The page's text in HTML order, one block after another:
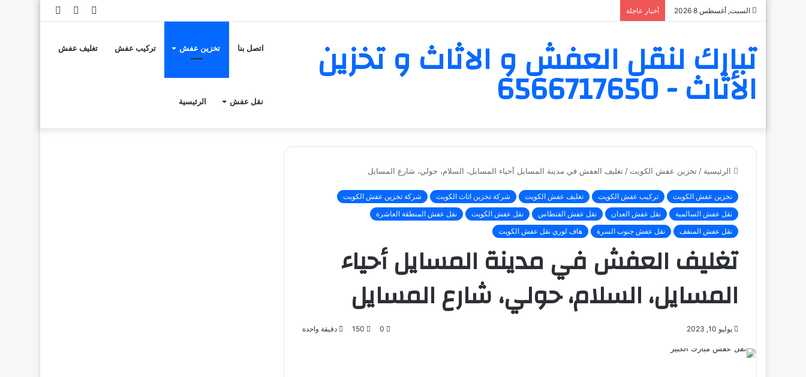
السبت, أغسطس 8 2026 أخبار عاجلة
مقال تسجيل
تبارك لنقل العفش و الاثاث و تخزين
الأثاث - 6566717650
اتصل بنا تخزين عفش تركيب عفش تغليف عفش
نقل عفش الرئيسية
الرئيسية / تخزين عفش الكويت / تغليف العفش في مدينة المسايل أحياء المسايل، السلام، حولي، شارع المسايل
تخزين عفش الكويت تركيب عفش الكويت تغليف عفش الكويت شركة تخزين اثاث الكويت
شركة تخزين عفش الكويت
نقل عفش السالمية
نقل عفش العدان نقل عفش الفنطاس نقل عفش الكويت
نقل عفش المنطقة العاشرة
نقل عفش المنقف
نقل عفش جنوب السرة هاف لوري نقل عفش الكويت
تغليف العفش في مدينة المسايل أحياء
المسايل، السلام، حولي، شارع المسايل
يوليو 10, 2023 0
150 دقيقة واحدة